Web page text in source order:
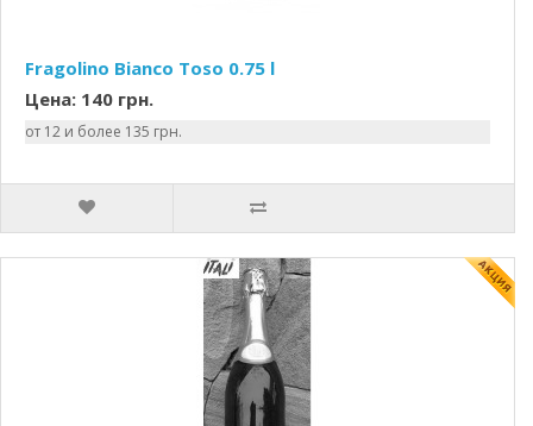
Fragolino Bianco Toso 0.75 l
Цена: 140 грн.
от 12 и более 135 грн.